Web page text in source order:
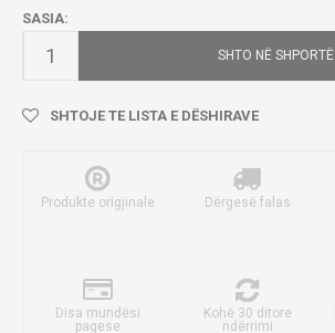
SASIA:
SHTO NË SHPORTË
SHTOJE TE LISTA E DËSHIRAVE
Produkte origjinale Dërgesë falas
Disa mundësi
pagese
Kohë 30 ditore
ndërrimi